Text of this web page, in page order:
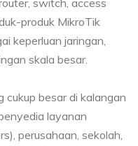
switch, access
produk MikroTik
keperluan jaringan,
skala besar.
cukup besar di kalangan
layanan
perusahaan, sekolah,